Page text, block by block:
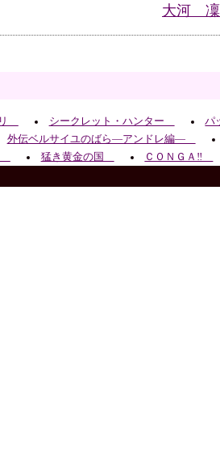
大河 凜
リ シークレット・ハンター
パ
外伝ベルサイユのばら—アンドレ編—
猛き黄金の国 ＣＯＮＧＡ‼